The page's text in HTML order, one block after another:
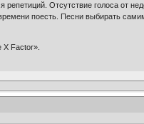
Отсутствие голоса от
поесть. Песни выбирать
X Factor».